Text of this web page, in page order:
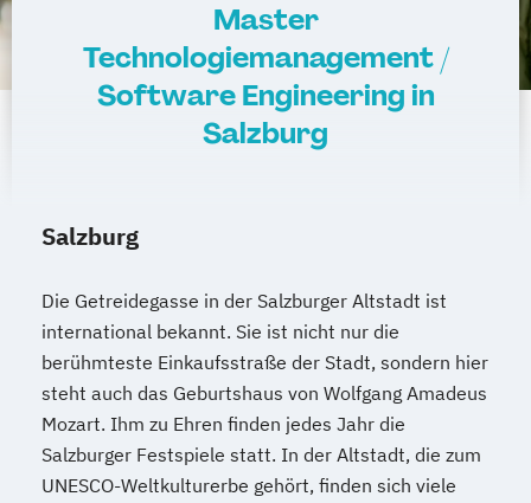
Master
Technologiemanagement /
Software Engineering in
Salzburg
Salzburg
Die Getreidegasse in der Salzburger Altstadt ist
international bekannt. Sie ist nicht nur die
berühmteste Einkaufsstraße der Stadt, sondern hier
steht auch das Geburtshaus von Wolfgang Amadeus
Mozart. Ihm zu Ehren finden jedes Jahr die
Salzburger Festspiele statt. In der Altstadt, die zum
UNESCO-Weltkulturerbe gehört, finden sich viele